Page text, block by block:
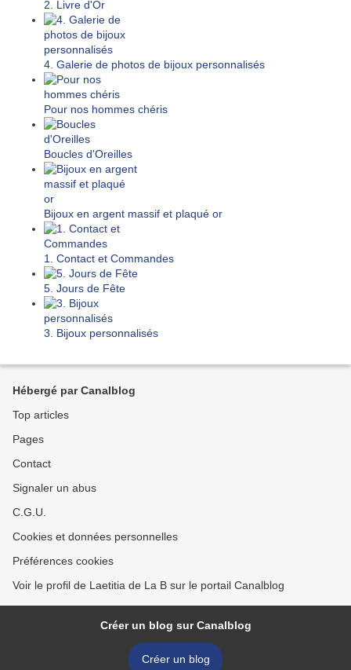
2. Livre d'Or
4. Galerie de photos de bijoux personnalisés
Pour nos hommes chéris
Boucles d'Oreilles
Bijoux en argent massif et plaqué or
1. Contact et Commandes
5. Jours de Fête
3. Bijoux personnalisés
Hébergé par Canalblog
Top articles
Pages
Contact
Signaler un abus
C.G.U.
Cookies et données personnelles
Préférences cookies
Voir le profil de Laetitia de La B sur le portail Canalblog
Créer un blog sur Canalblog
Créer un blog